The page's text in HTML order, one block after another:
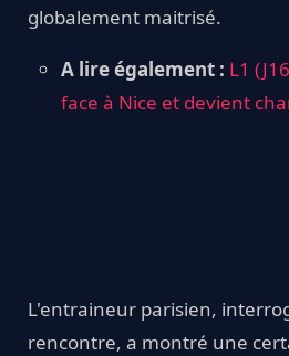
globalement maitrisé.
A lire également : L1
face à Nice et devient
L'entraineur parisien,
rencontre, a montré une